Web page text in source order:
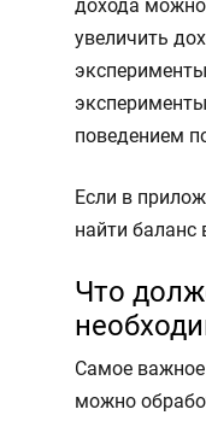
дохода можно
увеличить
поведением
Если в
найти баланс
Что
Самое важное
можно